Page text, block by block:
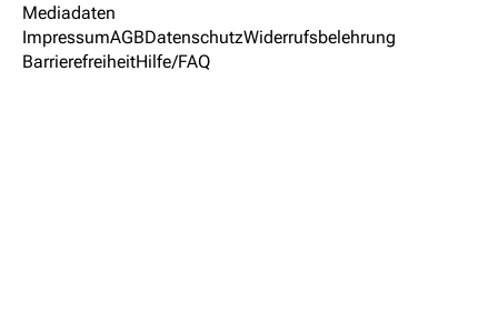
Mediadaten
ImpressumAGBDatenschutzWiderrufsbelehrung
BarrierefreiheitHilfe/FAQ